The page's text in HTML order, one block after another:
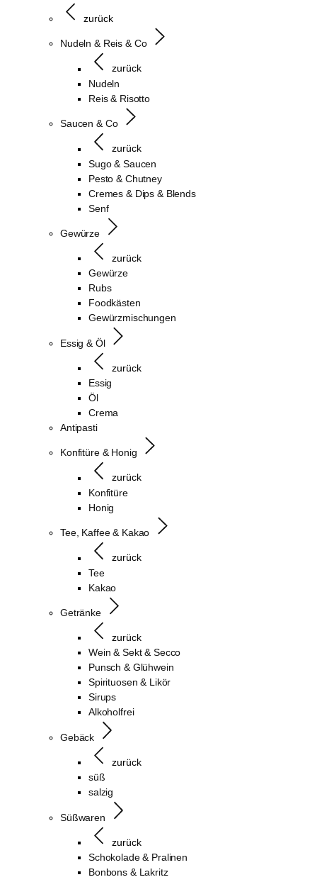
zurück
Nudeln & Reis & Co
zurück
Nudeln
Reis & Risotto
Saucen & Co
zurück
Sugo & Saucen
Pesto & Chutney
Cremes & Dips & Blends
Senf
Gewürze
zurück
Gewürze
Rubs
Foodkästen
Gewürzmischungen
Essig & Öl
zurück
Essig
Öl
Crema
Antipasti
Konfitüre & Honig
zurück
Konfitüre
Honig
Tee, Kaffee & Kakao
zurück
Tee
Kakao
Getränke
zurück
Wein & Sekt & Secco
Punsch & Glühwein
Spirituosen & Likör
Sirups
Alkoholfrei
Gebäck
zurück
süß
salzig
Süßwaren
zurück
Schokolade & Pralinen
Bonbons & Lakritz